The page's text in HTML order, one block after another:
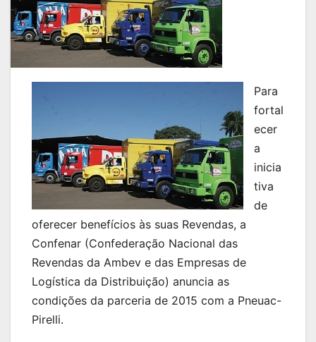
Para
fortal
ecer
a
inicia
tiva
de
oferecer benefícios às suas Revendas, a
Confenar (Confederação Nacional das
Revendas da Ambev e das Empresas de
Logística da Distribuição) anuncia as
condições da parceria de 2015 com a Pneuac-
Pirelli.